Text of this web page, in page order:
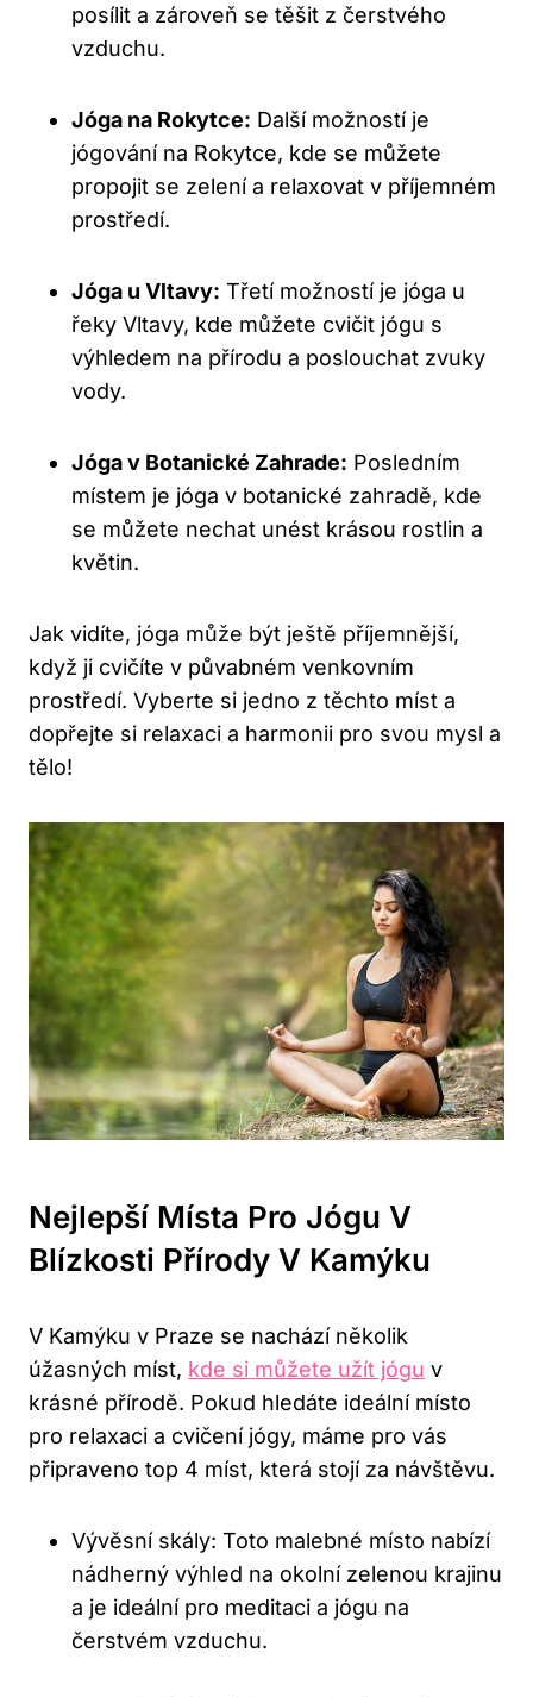
posílit a zároveň se těšit z čerstvého
vzduchu.
Jóga na Rokytce: Další možností je
jógování na Rokytce, kde se můžete
propojit se zelení a relaxovat v příjemném
prostředí.
Jóga u Vltavy: Třetí možností je jóga u
řeky Vltavy, kde můžete cvičit jógu s
výhledem na přírodu a poslouchat zvuky
vody.
Jóga v Botanické Zahrade: Posledním
místem je jóga v botanické zahradě, kde
se můžete nechat unést krásou rostlin a
květin.
Jak vidíte, jóga může být ještě příjemnější,
když ji cvičíte v půvabném venkovním
prostředí. Vyberte si jedno z těchto míst a
dopřejte si relaxaci a harmonii pro svou mysl a
tělo!
Nejlepší Místa Pro Jógu V
Blízkosti Přírody V Kamýku
V Kamýku v Praze se nachází několik
úžasných míst, kde si můžete užít jógu v
krásné přírodě. Pokud hledáte ideální místo
pro relaxaci a cvičení jógy, máme pro vás
připraveno top 4 míst, která stojí za návštěvu.
Vývěsní skály: Toto malebné místo nabízí
nádherný výhled na okolní zelenou krajinu
a je ideální pro meditaci a jógu na
čerstvém vzduchu.